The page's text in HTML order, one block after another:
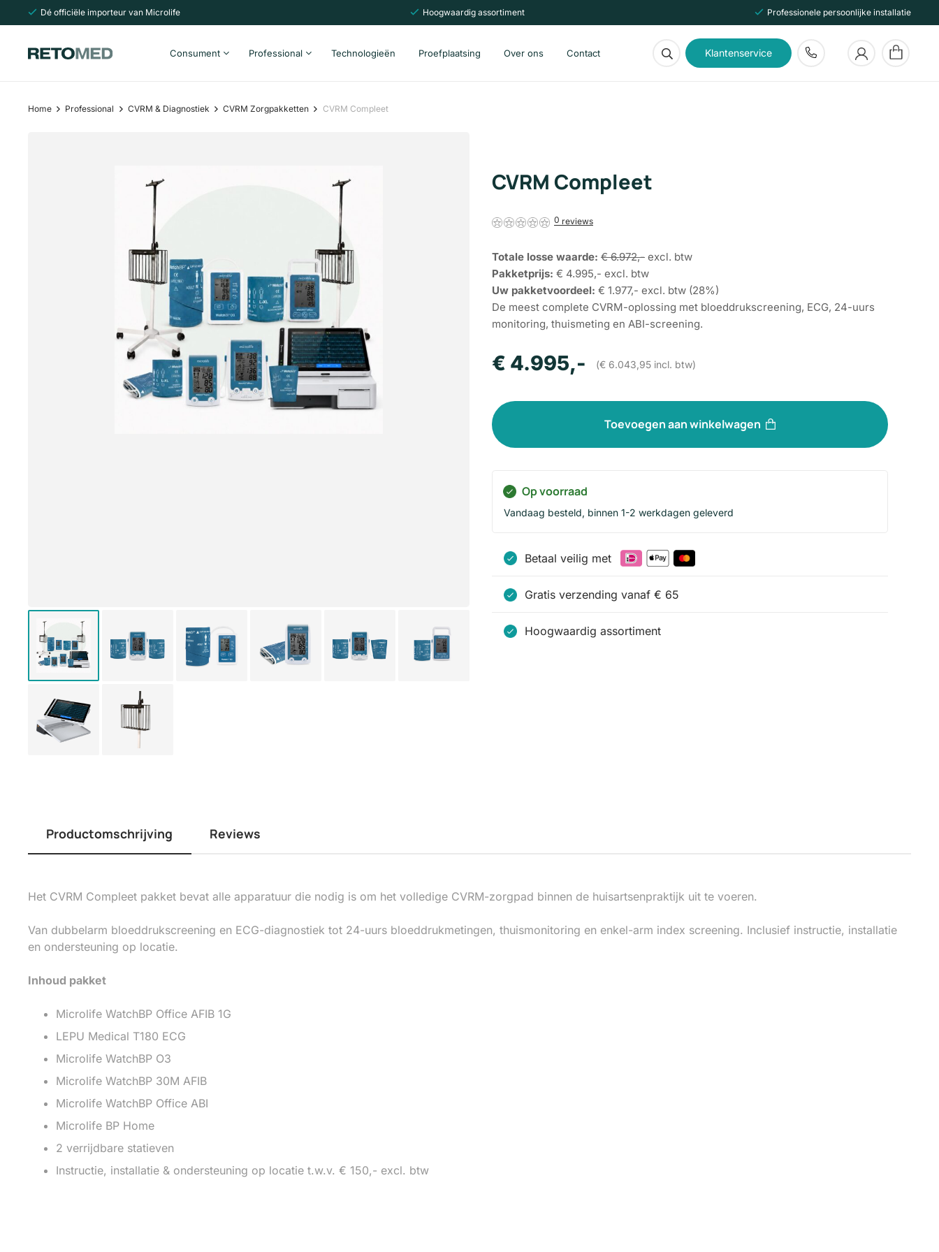
Dé officiële importeur van Microlife Hoogwaardig assortiment Professionele persoonlijke installatie
Consument Professional Technologieën Proefplaatsing Over ons Contact Klantenservice
Home Professional CVRM & Diagnostiek CVRM Zorgpakketten CVRM Compleet
CVRM Compleet
0
Totale losse waarde: € 6.972,- excl. btw
Pakketprijs: € 4.995,- excl. btw
Uw pakketvoordeel: € 1.977,- excl. btw (28%)
De meest complete CVRM-oplossing met bloeddrukscreening, ECG, 24-uurs
monitoring, thuismeting en ABI-screening.
€ 4.995,- (€ 6.043,95 incl. btw)
Toevoegen aan winkelwagen
Op voorraad
Vandaag besteld, binnen 1-2 werkdagen geleverd
Betaal veilig met
Gratis verzending vanaf € 65
Hoogwaardig assortiment
Productomschrijving Reviews
Het CVRM Compleet pakket bevat alle apparatuur die nodig is om het volledige CVRM-zorgpad binnen de huisartsenpraktijk uit te voeren.
Van dubbelarm bloeddrukscreening en ECG-diagnostiek tot 24-uurs bloeddrukmetingen, thuismonitoring en enkel-arm index screening. Inclusief instructie, installatie
en ondersteuning op locatie.
Inhoud pakket
Microlife WatchBP Office AFIB 1G
LEPU Medical T180 ECG
Microlife WatchBP O3
Microlife WatchBP 30M AFIB
Microlife WatchBP Office ABI
Microlife BP Home
2 verrijdbare statieven
Instructie, installatie & ondersteuning op locatie t.w.v. € 150,- excl. btw